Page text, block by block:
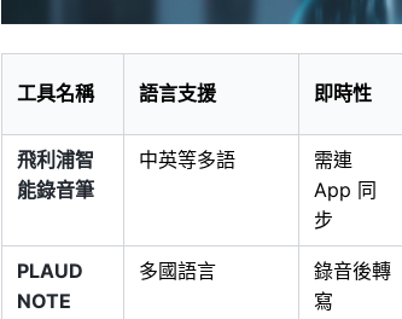
工具名稱 語言支援 即時性
飛利浦智
能錄音筆
中英等多語
需連
App 同
步
PLAUD
NOTE
多國語言
錄音後轉
寫